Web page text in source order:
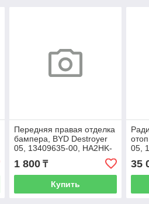
Передняя правая отделка
бампера, BYD Destroyer
05, 13409635-00, HA2HK-
1 800₸
Купить
05,
35